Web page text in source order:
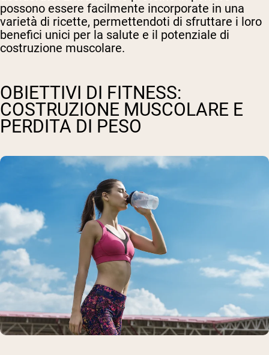
possono essere facilmente incorporate in una
varietà di ricette, permettendoti di sfruttare i loro
benefici unici per la salute e il potenziale di
costruzione muscolare.
OBIETTIVI DI FITNESS:
COSTRUZIONE MUSCOLARE E
PERDITA DI PESO